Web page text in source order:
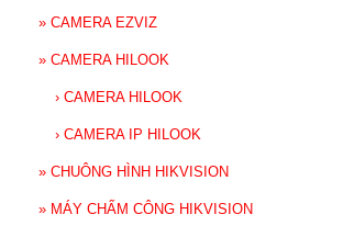
» CAMERA EZVIZ
» CAMERA HILOOK
› CAMERA HILOOK
› CAMERA IP HILOOK
» CHUÔNG HÌNH HIKVISION
» MÁY CHẤM CÔNG HIKVISION